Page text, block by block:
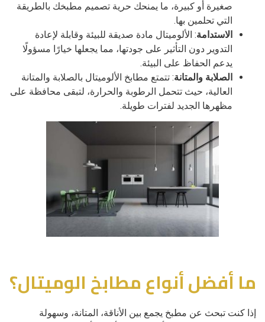
صغيرة أو كبيرة، ما يمنحك حرية تصميم مطبخك بالطريقة
التي تحلمين بها.
الاستدامة: الألوميتال مادة صديقة للبيئة وقابلة لإعادة
التدوير دون التأثير على جودتها، مما يجعلها خيارًا مسؤولًا
يدعم الحفاظ على البيئة.
الصلابة والمتانة: تتمتع مطابخ الألوميتال بالصلابة والمتانة
العالية، حيث تتحمل الرطوبة والحرارة، لتبقى محافظة على
مظهرها الجديد لفترات طويلة.
ما أفضل أنواع مطابخ الوميتال؟
إذا كنت تبحث عن مطبخ يجمع بين الأناقة، المتانة، وسهولة